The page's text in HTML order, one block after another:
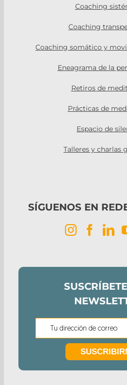
Coaching
Coaching
Coaching somático y
Eneagrama de la
Retiros de
Prácticas de
Espacio de
Talleres y charlas
SÍGUENOS EN